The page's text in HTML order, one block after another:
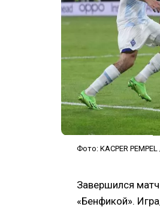
Фото: KACPER PEMPEL
Завершился
«Бенфикой».